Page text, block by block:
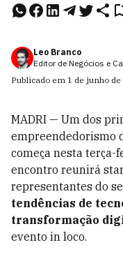
Leo Branco
Editor de Negócios e
Publicado em 1 de junho de
MADRI — Um dos
empreendedorismo
começa nesta terça-
encontro reunirá
representantes do
tendências de
transformação
evento in loco.